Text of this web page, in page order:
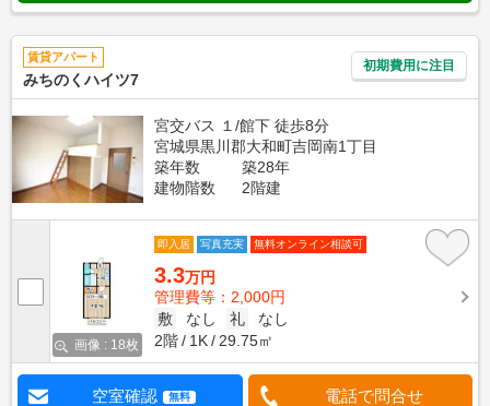
賃貸アパート
みちのくハイツ7
初期費用に注目
宮交バス １/館下 徒歩8分
宮城県黒川郡大和町吉岡南1丁目
築年数
築28年
建物階数
2階建
画像 : 18枚
即入居 写真充実 無料オンライン相談可
3.3万円
管理費等：2,000円
敷
なし 礼
なし
2階
1K 29.75㎡
空室確認 無料 電話で問合せ